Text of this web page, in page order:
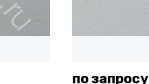
по запросу